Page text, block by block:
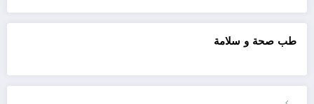
طب صحة و سلامة